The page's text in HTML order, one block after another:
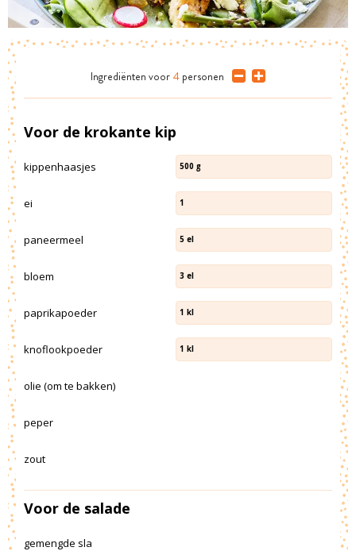
Ingrediënten voor 4 personen
Voor de krokante kip
kippenhaasjes 500 g
ei 1
paneermeel 5 el
bloem 3 el
paprikapoeder 1 kl
knoflookpoeder 1 kl
olie (om te bakken)
peper
zout
Voor de salade
gemengde sla